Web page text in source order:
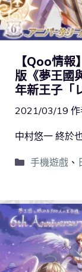
【Qoo情
版《夢王國
年新王子「
2021/03/19 作
中村悠一 終於
手機遊戲、